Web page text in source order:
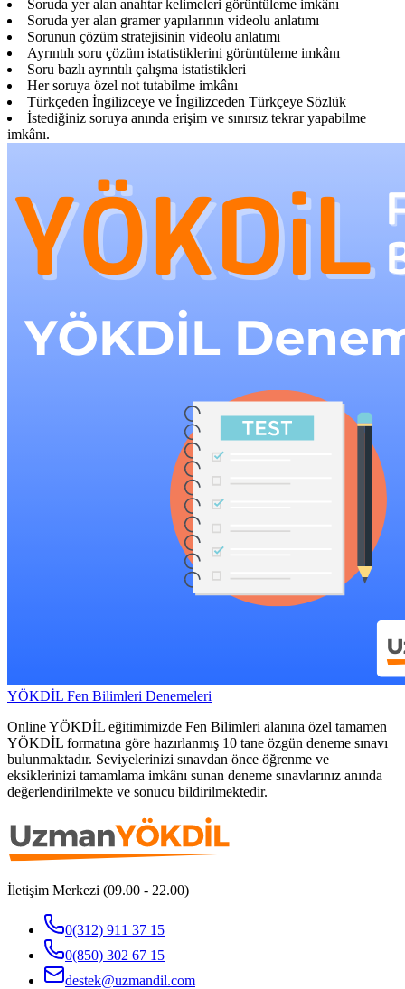
Soruda yer alan anahtar kelimeleri görüntüleme imkânı
Soruda yer alan gramer yapılarının videolu anlatımı
Sorunun çözüm stratejisinin videolu anlatımı
Ayrıntılı soru çözüm istatistiklerini görüntüleme imkânı
Soru bazlı ayrıntılı çalışma istatistikleri
Her soruya özel not tutabilme imkânı
Türkçeden İngilizceye ve İngilizceden Türkçeye Sözlük
İstediğiniz soruya anında erişim ve sınırsız tekrar yapabilme
imkânı.
YÖKDİL Fen Bilimleri Denemeleri
Online YÖKDİL eğitimimizde Fen Bilimleri alanına özel tamamen
YÖKDİL formatına göre hazırlanmış 10 tane özgün deneme sınavı
bulunmaktadır. Seviyelerinizi sınavdan önce öğrenme ve
eksiklerinizi tamamlama imkânı sunan deneme sınavlarınız anında
değerlendirilmekte ve sonucu bildirilmektedir.
İletişim Merkezi (09.00 - 22.00)
0(312) 911 37 15
0(850) 302 67 15
destek@uzmandil.com